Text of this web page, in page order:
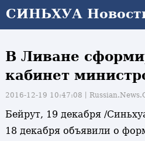
СИНЬХУА
В Ливане
кабинет
2016-12-19 10:47:08丨
Бейрут, 19 декабря /
18 декабря объявили о